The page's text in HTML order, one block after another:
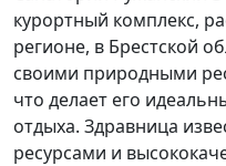
курортный комплекс,
регионе, в Брестской
своими природными
что делает его
отдыха. Здравница
ресурсами и